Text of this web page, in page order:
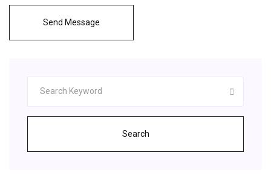
Send Message
Search